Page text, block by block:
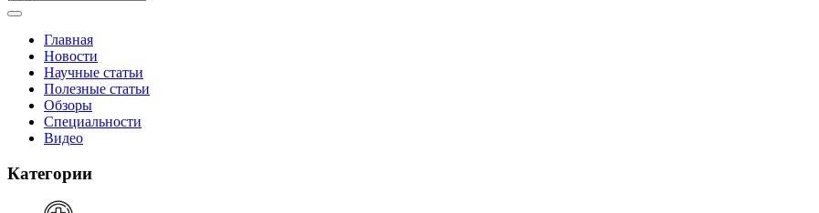
Главная
Новости
Научные статьи
Полезные статьи
Обзоры
Специальности
Видео
Категории